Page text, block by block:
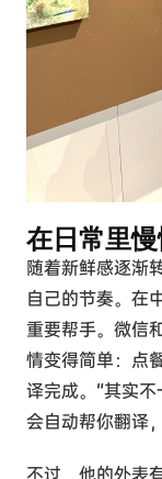
在日常里
随着新鲜感逐渐
自己的节奏。在
重要帮手。微信
情变得简单：点
译完成。“其实
会自动帮你翻译
不过，他的外表